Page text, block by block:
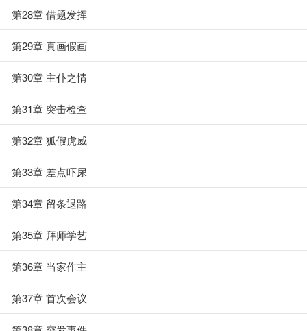
第28章 借题发挥
第29章 真画假画
第30章 主仆之情
第31章 突击检查
第32章 狐假虎威
第33章 差点吓尿
第34章 留条退路
第35章 拜师学艺
第36章 当家作主
第37章 首次会议